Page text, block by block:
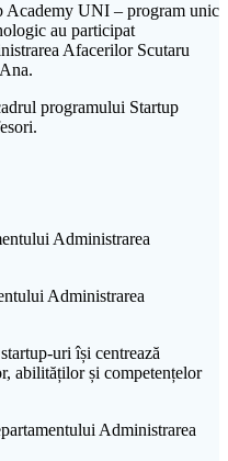
Academy UNI – program unic
au participat
Afacerilor Scutaru
programului Startup
Administrarea
Administrarea
uri își centrează
abilităților și competențelor
Administrarea